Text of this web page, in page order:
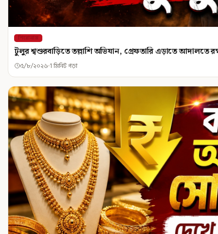
শিরোনাম
টুলুর শ্বশুরবাড়িতে তল্লাশি অভিযান, গ্রেফতারি এড়াতে আদালতে
৫/৮/২০২৬ 1 মিনিট পড়া